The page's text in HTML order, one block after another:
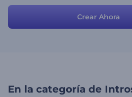
Crear Ahora
En la categoría de